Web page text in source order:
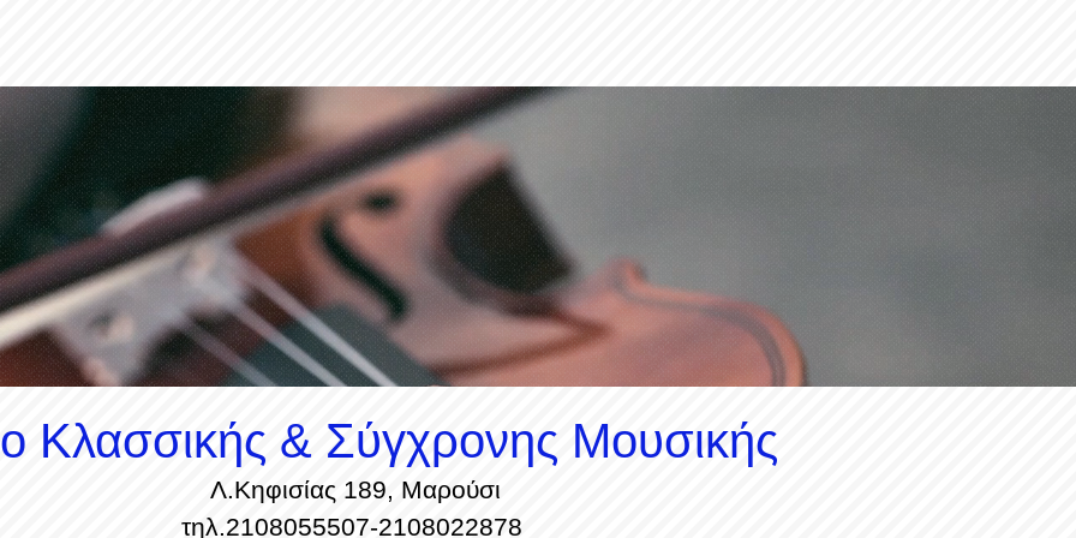
Κλασσικής & Σύγχρονης Μουσικής
Λ.Κηφισίας 189, Μαρούσι
τηλ.2108055507-2108022878